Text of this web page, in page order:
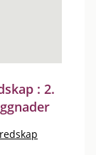
: 2.